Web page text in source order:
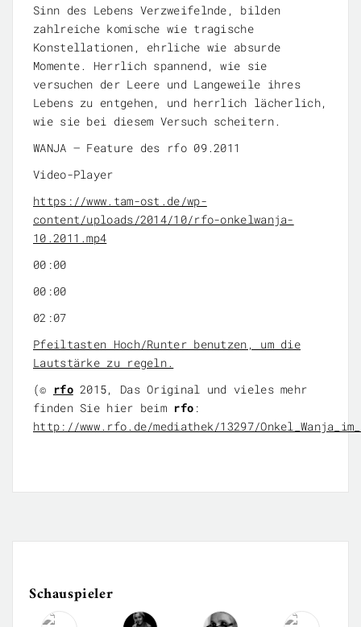
Sinn des Lebens Verzweifelnde, bilden
zahlreiche komische wie tragische
Konstellationen, ehrliche wie absurde
Momente. Herrlich spannend, wie sie
versuchen der Leere und Langeweile ihres
Lebens zu entgehen, und herrlich lächerlich,
wie sie bei diesem Versuch scheitern.
WANJA – Feature des rfo 09.2011
Video-Player
https://www.tam-ost.de/wp-
content/uploads/2014/10/rfo-onkelwanja-
10.2011.mp4
00:00
00:00
02:07
Pfeiltasten Hoch/Runter benutzen, um die
Lautstärke zu regeln.
(© rfo2015, Das Original und vieles mehr
finden Sie hier beim rfo :
http://www.rfo.de/mediathek/13297/
Schauspieler